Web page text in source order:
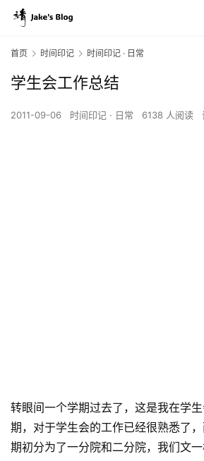
首页 时间印记 时间印记 · 日常
学生会工作总结
2011-09-06 时间印记 · 日常 6138 人阅读
转眼间一个学期过去了，这是我在学
期，对于学生会的工作已经很熟悉了
期初分为了一分院和二分院，我们文